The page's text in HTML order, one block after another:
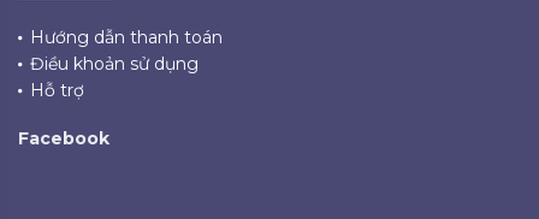
Hướng dẫn thanh toán
Điều khoản sử dụng
Hỗ trợ
Facebook